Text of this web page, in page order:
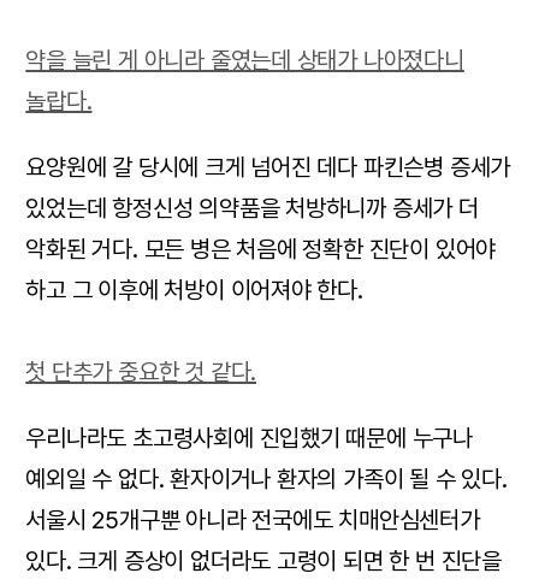
약을 늘린 게 아니라 줄였는데 상태가 나아졌다니
놀랍다.
요양원에 갈 당시에 크게 넘어진 데다 파킨슨병 증세가
있었는데 항정신성 의약품을 처방하니까 증세가 더
악화된 거다. 모든 병은 처음에 정확한 진단이 있어야
하고 그 이후에 처방이 이어져야 한다.
첫 단추가 중요한 것 같다.
우리나라도 초고령사회에 진입했기 때문에 누구나
예외일 수 없다. 환자이거나 환자의 가족이 될 수 있다.
서울시 25개구뿐 아니라 전국에도 치매안심센터가
있다. 크게 증상이 없더라도 고령이 되면 한 번 진단을